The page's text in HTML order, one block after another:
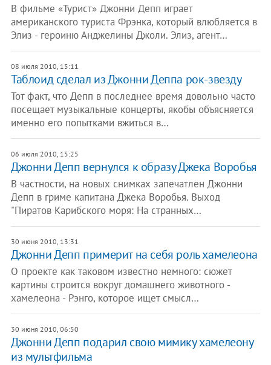
В фильме «Турист» Джонни Депп играет
американского туриста Фрэнка, который влюбляется в
Элиз - героиню Анджелины Джоли. Элиз, агент…
08 июля 2010, 15:11
Таблоид сделал из Джонни Деппа рок-звезду
Тот факт, что Депп в последнее время довольно часто
посещает музыкальные концерты, якобы объясняется
именно его попытками вжиться в…
06 июля 2010, 15:25
Джонни Депп вернулся к образу Джека Воробья
В частности, на новых снимках запечатлен Джонни
Депп в гриме капитана Джека Воробья. Выход
"Пиратов Карибского моря: На странных…
30 июня 2010, 13:31
Джонни Депп примерит на себя роль хамелеона
О проекте как таковом известно немного: сюжет
картины строится вокруг домашнего животного -
хамелеона - Рэнго, которое ищет смысл…
30 июня 2010, 06:50
Джонни Депп подарил свою мимику хамелеону
из мультфильма